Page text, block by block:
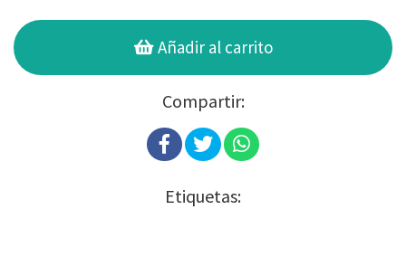
Añadir al carrito
Compartir:
Etiquetas: